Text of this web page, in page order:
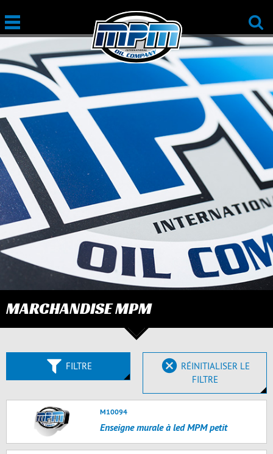
MARCHANDISE MPM
FILTRE
RÉINITIALISER LE
FILTRE
M10094
Enseigne murale à led MPM petit